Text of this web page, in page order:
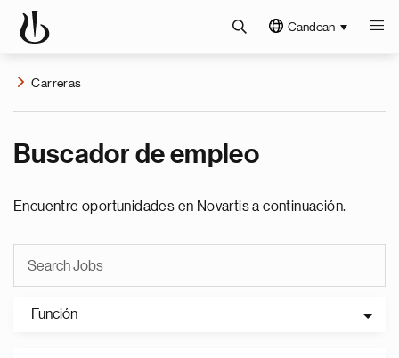
Candean
Carreras
Buscador de empleo
Encuentre oportunidades en Novartis a continuación.
Función